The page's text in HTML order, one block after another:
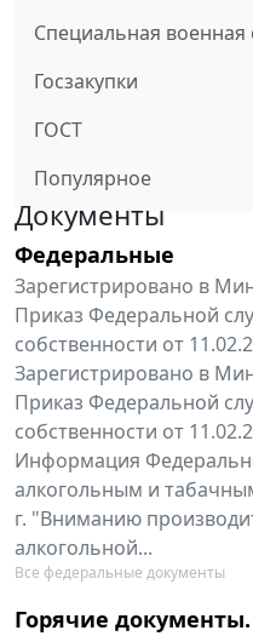
Специальная военная
Госзакупки
ГОСТ
Популярное
Документы
Федеральные
Зарегистрировано в
Приказ Федеральной
собственности от
Зарегистрировано в
Приказ Федеральной
собственности от
Информация
алкогольным и
г. "Вниманию
алкогольной...
Все федеральные документы
Горячие